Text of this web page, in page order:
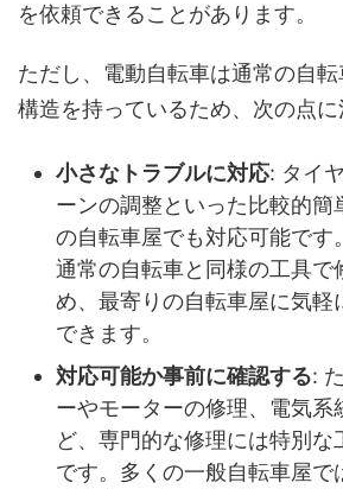
を依頼できることがあります。
ただし、電動自転車は通常の自
構造を持っているため、次の点に
小さなトラブルに対応: タイ
ーンの調整といった比較的簡
の自転車屋でも対応可能です
通常の自転車と同様の工具で
め、最寄りの自転車屋に気軽
できます。
対応可能か事前に確認する:
ーやモーターの修理、電気系
ど、専門的な修理には特別な
です。多くの一般自転車屋で